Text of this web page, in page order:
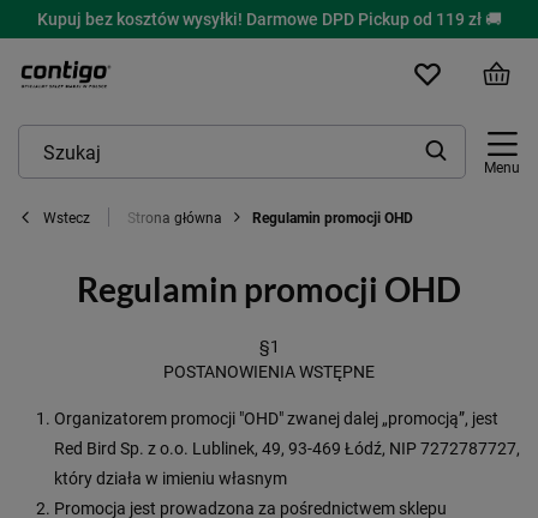
Kupuj bez kosztów wysyłki! Darmowe DPD Pickup od 119 zł 🚚
Menu
Wstecz Strona główna Regulamin promocji OHD
Regulamin promocji OHD
§1
POSTANOWIENIA WSTĘPNE
Organizatorem promocji "OHD" zwanej dalej „promocją”, jest
Red Bird Sp. z o.o. Lublinek, 49, 93-469 Łódź, NIP 7272787727,
który działa w imieniu własnym
Promocja jest prowadzona za pośrednictwem sklepu